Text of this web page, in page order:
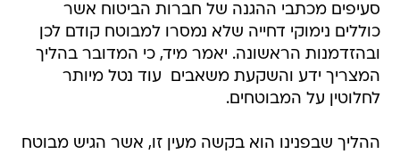
סעיפים מכתבי ההגנה של חברות הביטוח אשר
כוללים נימוקי דחייה שלא נמסרו למבוטח קודם לכן
ובהזדמנות הראשונה. יאמר מיד, כי המדובר בהליך
המצריך ידע והשקעת משאבים  עוד נטל מיותר
לחלוטין על המבוטחים.
ההליך שבפנינו הוא בקשה מעין זו, אשר הגיש מבוטח